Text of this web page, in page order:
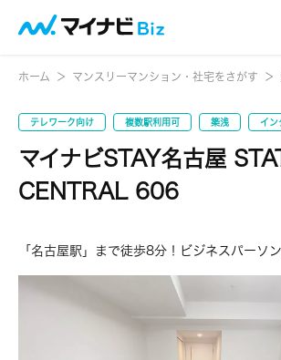
ホーム マンスリーマンション・社宅をさがす
テレワーク向け 複数駅利用可 築浅 イン
マイナビSTAY名古屋
CENTRAL 606
「名古屋駅」まで徒歩8分！ビジネスパーソ